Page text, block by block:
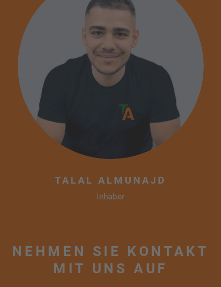
TALAL ALMUNAJD
Inhaber
NEHMEN SIE KONTAKT
MIT UNS AUF